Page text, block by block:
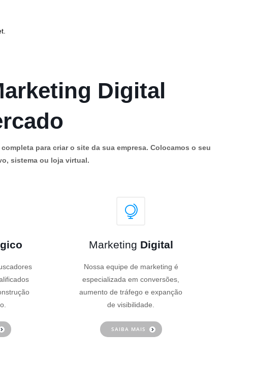
Digital
para criar o site da sua empresa. Colocamos o seu
sistema ou loja virtual.
Marketing Digital
Nossa equipe de marketing é
especializada em conversões,
aumento de tráfego e expanção
de visibilidade.
SAIBA MAIS